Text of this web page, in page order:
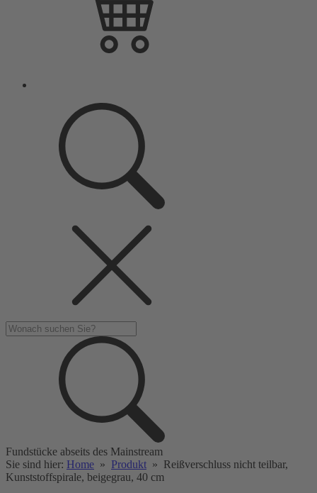
Fundstücke abseits des Mainstream
Sie sind hier: Home » Produkt » Reißverschluss nicht teilbar,
Kunststoffspirale, beigegrau, 40 cm